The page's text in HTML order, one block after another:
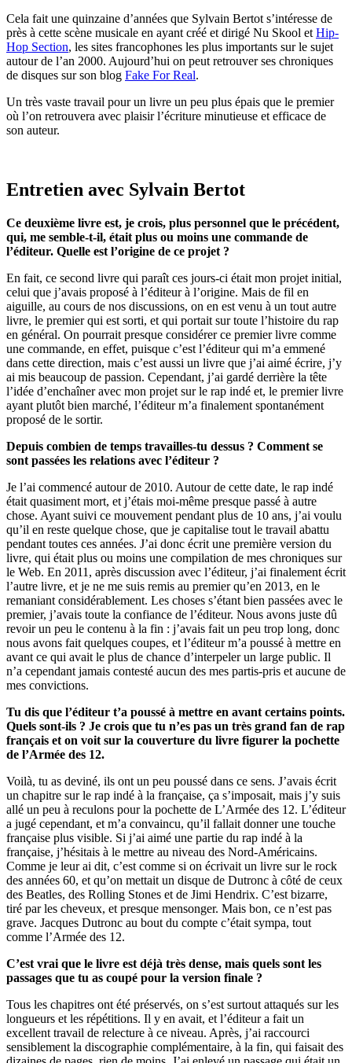
Cela fait une quinzaine d’années que Sylvain Bertot s’intéresse de
près à cette scène musicale en ayant créé et dirigé Nu Skool et Hip-
Hop Section, les sites francophones les plus importants sur le sujet
autour de l’an 2000. Aujourd’hui on peut retrouver ses chroniques
de disques sur son blog Fake For Real.
Un très vaste travail pour un livre un peu plus épais que le premier
où l’on retrouvera avec plaisir l’écriture minutieuse et efficace de
son auteur.
Entretien avec Sylvain Bertot
Ce deuxième livre est, je crois, plus personnel que le précédent,
qui, me semble-t-il, était plus ou moins une commande de
l’éditeur. Quelle est l’origine de ce projet ?
En fait, ce second livre qui paraît ces jours-ci était mon projet initial,
celui que j’avais proposé à l’éditeur à l’origine. Mais de fil en
aiguille, au cours de nos discussions, on en est venu à un tout autre
livre, le premier qui est sorti, et qui portait sur toute l’histoire du rap
en général. On pourrait presque considérer ce premier livre comme
une commande, en effet, puisque c’est l’éditeur qui m’a emmené
dans cette direction, mais c’est aussi un livre que j’ai aimé écrire, j’y
ai mis beaucoup de passion. Cependant, j’ai gardé derrière la tête
l’idée d’enchaîner avec mon projet sur le rap indé et, le premier livre
ayant plutôt bien marché, l’éditeur m’a finalement spontanément
proposé de le sortir.
Depuis combien de temps travailles-tu dessus ? Comment se
sont passées les relations avec l’éditeur ?
Je l’ai commencé autour de 2010. Autour de cette date, le rap indé
était quasiment mort, et j’étais moi-même presque passé à autre
chose. Ayant suivi ce mouvement pendant plus de 10 ans, j’ai voulu
qu’il en reste quelque chose, que je capitalise tout le travail abattu
pendant toutes ces années. J’ai donc écrit une première version du
livre, qui était plus ou moins une compilation de mes chroniques sur
le Web. En 2011, après discussion avec l’éditeur, j’ai finalement écrit
l’autre livre, et je ne me suis remis au premier qu’en 2013, en le
remaniant considérablement. Les choses s’étant bien passées avec le
premier, j’avais toute la confiance de l’éditeur. Nous avons juste dû
revoir un peu le contenu à la fin : j’avais fait un peu trop long, donc
nous avons fait quelques coupes, et l’éditeur m’a poussé à mettre en
avant ce qui avait le plus de chance d’interpeler un large public. Il
n’a cependant jamais contesté aucun des mes partis-pris et aucune de
mes convictions.
Tu dis que l’éditeur t’a poussé à mettre en avant certains points.
Quels sont-ils ? Je crois que tu n’es pas un très grand fan de rap
français et on voit sur la couverture du livre figurer la pochette
de l’Armée des 12.
Voilà, tu as deviné, ils ont un peu poussé dans ce sens. J’avais écrit
un chapitre sur le rap indé à la française, ça s’imposait, mais j’y suis
allé un peu à reculons pour la pochette de L’Armée des 12. L’éditeur
a jugé cependant, et m’a convaincu, qu’il fallait donner une touche
française plus visible. Si j’ai aimé une partie du rap indé à la
française, j’hésitais à le mettre au niveau des Nord-Américains.
Comme je leur ai dit, c’est comme si on écrivait un livre sur le rock
des années 60, et qu’on mettait un disque de Dutronc à côté de ceux
des Beatles, des Rolling Stones et de Jimi Hendrix. C’est bizarre,
tiré par les cheveux, et presque mensonger. Mais bon, ce n’est pas
grave. Jacques Dutronc au bout du compte c’était sympa, tout
comme l’Armée des 12.
C’est vrai que le livre est déjà très dense, mais quels sont les
passages que tu as coupé pour la version finale ?
Tous les chapitres ont été préservés, on s’est surtout attaqués sur les
longueurs et les répétitions. Il y en avait, et l’éditeur a fait un
excellent travail de relecture à ce niveau. Après, j’ai raccourci
sensiblement la discographie complémentaire, à la fin, qui faisait des